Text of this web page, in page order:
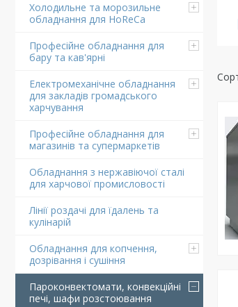
Холодильне та морозильне
обладнання для HoReCa
Професійне обладнання для
бару та кав'ярні
Електромеханічне обладнання
для закладів громадського
харчування
Професійне обладнання для
магазинів та супермаркетів
Обладнання з нержавіючої сталі
для харчової промисловості
Лінії роздачі для їдалень та
кулінарій
Обладнання для копчення,
дозрівання і сушіння
Пароконвектомати, конвекційні
печі, шафи розстоювання